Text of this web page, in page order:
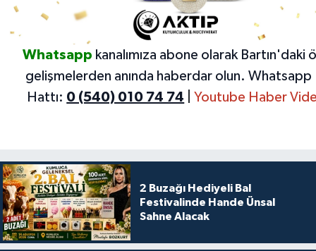
Whatsapp kanalımıza abone olarak Bartın'daki
gelişmelerden anında haberdar olun. Whatsapp
Hattı: 0 (540) 010 74 74 Youtube Haber
2 Buzağı Hediyeli Bal
Festivalinde Hande Ünsal
Sahne Alacak